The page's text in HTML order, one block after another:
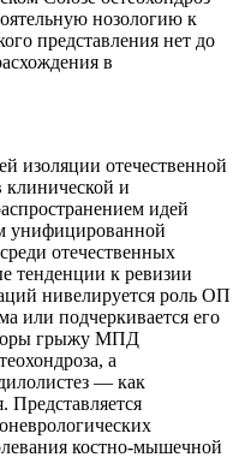
нозологию к
представления нет до
в
изоляции отечественной
и
идей
унифицированной
отечественных
тенденции к ревизии
нивелируется роль ОП
или подчеркивается его
грыжу МПД
а
— как
Представляется
костно-мышечной